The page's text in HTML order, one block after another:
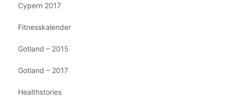
Cypern 2017
Fitnesskalender
Gotland – 2015
Gotland – 2017
Healthstories